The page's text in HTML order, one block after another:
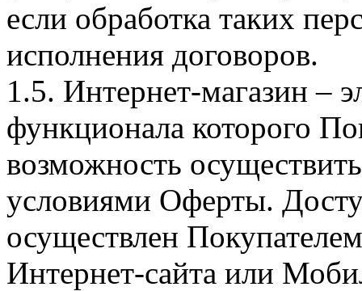
если обработка таких
исполнения договоров.
1.5. Интернет-магазин –
функционала которого
возможность
условиями Оферты.
осуществлен
Интернет-сайта или